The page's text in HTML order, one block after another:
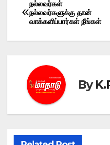
Post
navigation
நல்லவர்கள்
நல்லவர்களுக்கு தான்
வாக்களிப்பார்கள் நீங்கள்
By